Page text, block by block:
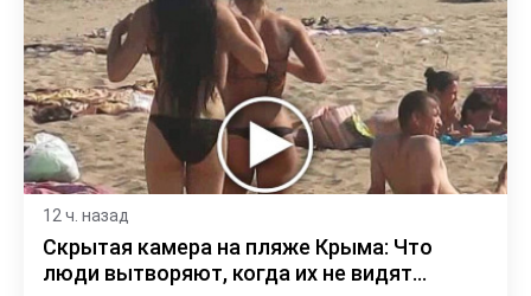
12 ч. назад
Скрытая камера на пляже Крыма: Что
люди вытворяют, когда их не видят...